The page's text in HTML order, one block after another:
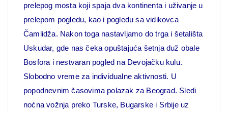
prelepog mosta koji spaja dva kontinenta i uživanje u
prelepom pogledu, kao i pogledu sa vidikovca
Čamlidža. Nakon toga nastavljamo do trga i šetališta
Uskudar, gde nas čeka opuštajuća šetnja duž obale
Bosfora i nestvaran pogled na Devojačku kulu.
Slobodno vreme za individualne aktivnosti. U
popodnevnim časovima polazak za Beograd. Sledi
noćna vožnja preko Turske, Bugarske i Srbije uz